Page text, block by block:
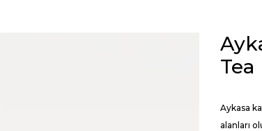
Aykasa
alanları